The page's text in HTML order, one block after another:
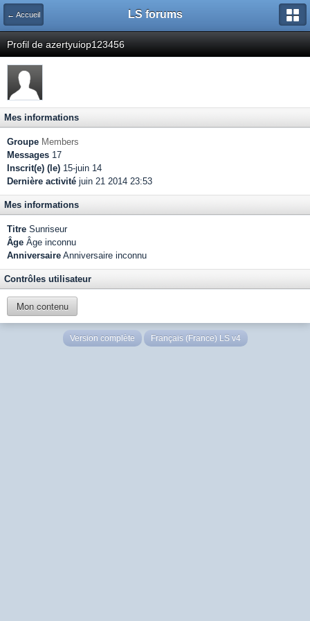
← Accueil LS forums
Profil de azertyuiop123456
Mes informations
Groupe Members
Messages 17
Inscrit(e) (le) 15-juin 14
Dernière activité juin 21 2014 23:53
Mes informations
Titre Sunriseur
Âge Âge inconnu
Anniversaire Anniversaire inconnu
Contrôles utilisateur
Mon contenu
Version complète Français (France) LS v4